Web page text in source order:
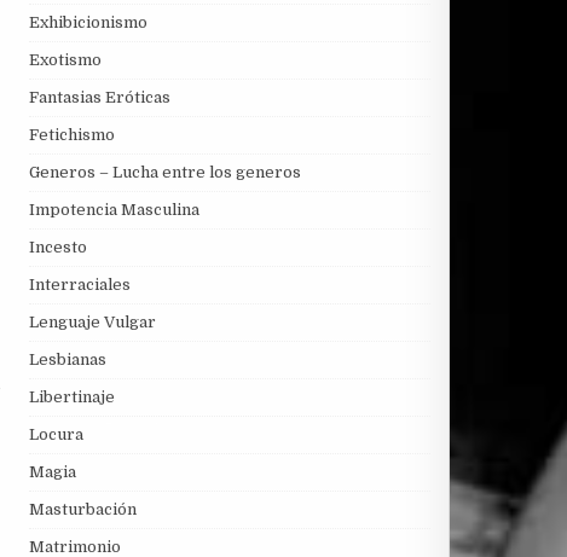
Exhibicionismo
Exotismo
Fantasias Eróticas
Fetichismo
Generos – Lucha entre los generos
Impotencia Masculina
Incesto
Interraciales
Lenguaje Vulgar
Lesbianas
Libertinaje
Locura
Magia
Masturbación
Matrimonio